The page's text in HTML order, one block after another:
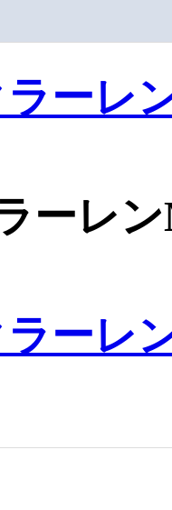
ラーレ
ーレ
ラーレ